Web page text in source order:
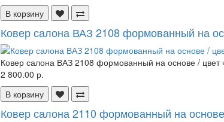
В корзину
Ковер салона ВАЗ 2108 формованный на
Ковер салона ВАЗ 2108 формованный на основе /
2 800.00 р.
В корзину
Ковер салона 2110 формованный на